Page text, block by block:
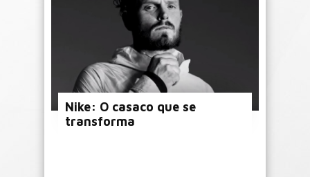
Nike: O casaco que se
transforma